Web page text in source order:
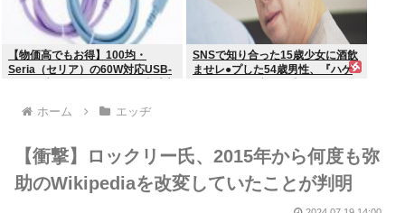
【物価高でもお得】100均・
Seria（セリア）の60W対応USB-
SNSで知り合った15歳少女に酒飲
ませレ●プした54歳男性、『ハゲ
ホーム エッヂ
【衝撃】ロックリー氏、2015年から何度も弥
助のWikipediaを改変していたことが判明